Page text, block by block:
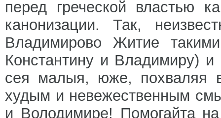
перед греческой властью
канонизации. Так,
Владимирово Житие
Константину и Владимиру)
сея малыя, юже, похваляя
худым и невежественным
и Володимире! Помогайта